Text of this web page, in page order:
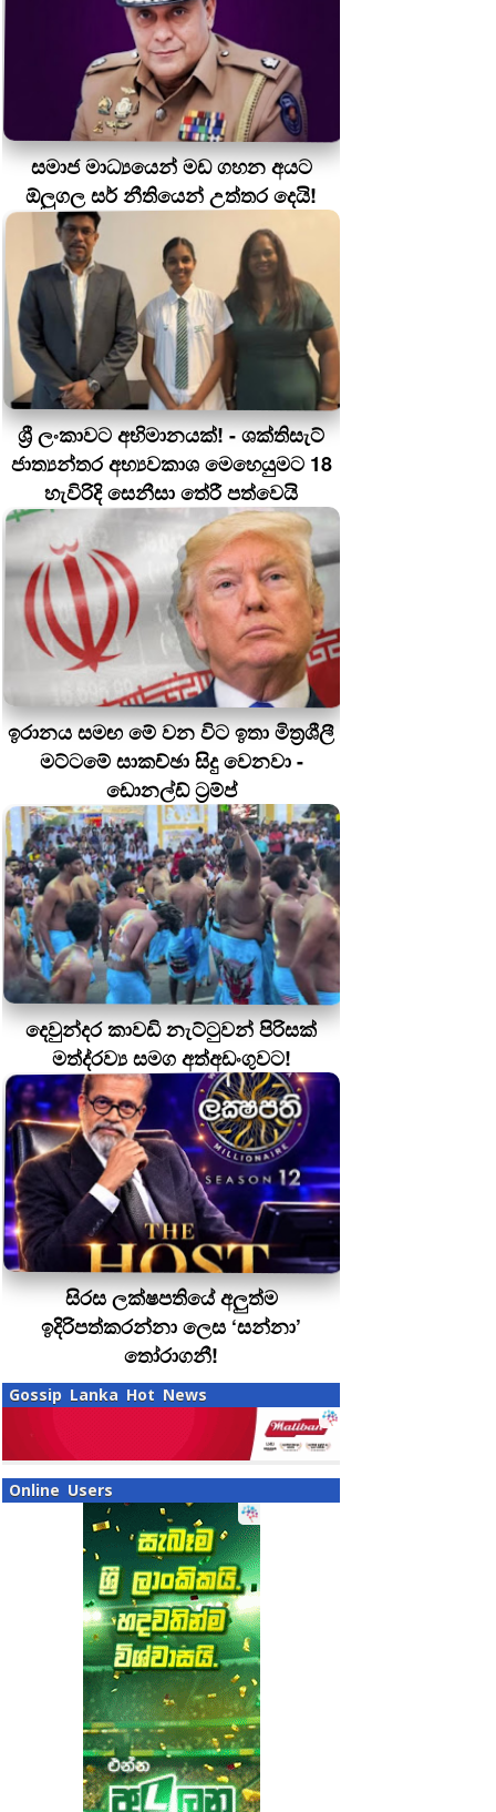
සමාජ මාධ්‍යයෙන් මඩ ගහන අයට
ඕලුගල සර් නීතියෙන් උත්තර දෙයි!
ශ්‍රී ලංකාවට අභිමානයක්! - ශක්තිසැට්
ජාත්‍යන්තර අභ්‍යවකාශ මෙහෙයුමට 18
හැවිරිදි සෙනීසා තේරී පත්වෙයි
ඉරානය සමඟ මේ වන විට ඉතා මිත්‍රශීලී
මට්ටමේ සාකච්ඡා සිදු වෙනවා -
ඩොනල්ඩ් ට්‍රම්ප්
දෙවුන්දර කාවඩි නැට්ටුවන් පිරිසක්
මත්ද‍්‍රව්‍ය සමග අත්අඩංගුවට!
සිරස ලක්ෂපතියේ අලුත්ම
ඉදිරිපත්කරන්නා ලෙස ‘සන්නා’
තෝරාගනී!
Gossip Lanka Hot News
Online Users